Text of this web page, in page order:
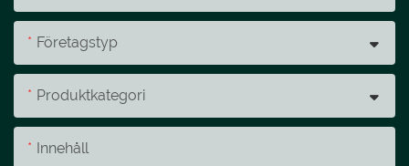
Företagstyp
Produktkategori
Innehåll